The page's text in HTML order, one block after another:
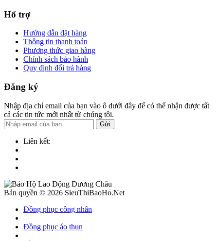
Hổ trợ
Hướng dẫn đặt hàng
Thông tin thanh toán
Phương thức giao hàng
Chính sách bảo hành
Quy định đổi trả hàng
Đăng ký
Nhập địa chỉ email của bạn vào ô dưới đây để có thể nhận được tất
cả các tin tức mới nhất từ chúng tôi.
Gửi
Liên kết:
Bản quyền © 2026 SieuThiBaoHo.Net
Đồng phục công nhân
Đồng phục áo thun